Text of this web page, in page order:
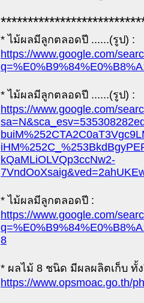
* ไม้ผลมีลูกตลอดปี ......(รูป) :
https://www.google.com/
* ไม้ผลมีลูกตลอดปี ......(รูป) :
https://www.google.com/
kQaMLiOLVQp3ccNw2-
* ไม้ผลมีลูกตลอดปี :
https://www.google.com/
8
* ผลไม้ 8 ชนิด มีผลผลิตเก็บ ทั้
https://www.opsmoac.go.th/